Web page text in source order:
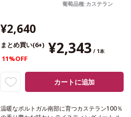
葡萄品種: カステラン
¥2,640
まとめ買い(6+) ¥2,343 / 1本
11%OFF
カートに追加
温暖なポルトガル南部に育つカステラン100％